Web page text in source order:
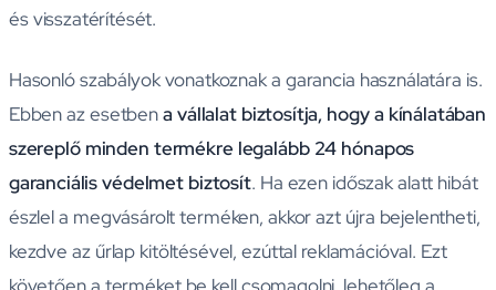
és visszatérítését.
Hasonló szabályok vonatkoznak a garancia használatára is.
Ebben az esetbena vállalat biztosítja, hogy a kínálatában
szereplő minden termékre legalább 24 hónapos
garanciális védelmet biztosít. Ha ezen időszak alatt hibát
észlel a megvásárolt terméken, akkor azt újra bejelentheti,
kezdve az űrlap kitöltésével, ezúttal reklamációval. Ezt